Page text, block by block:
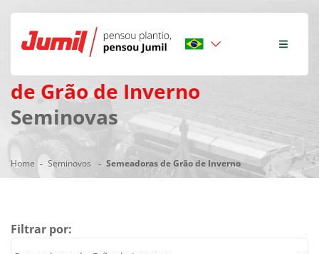
Semeadoras
de Grão de Inverno
Seminovas
Home Seminovos Semeadoras de Grão de Inverno
Filtrar por: